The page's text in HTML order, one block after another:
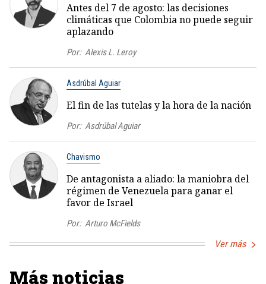
Antes del 7 de agosto: las decisiones
climáticas que Colombia no puede seguir
aplazando
Por: Alexis L. Leroy
Asdrúbal Aguiar
El fin de las tutelas y la hora de la nación
Por: Asdrúbal Aguiar
Chavismo
De antagonista a aliado: la maniobra del
régimen de Venezuela para ganar el
favor de Israel
Por: Arturo McFields
Ver más
Más noticias